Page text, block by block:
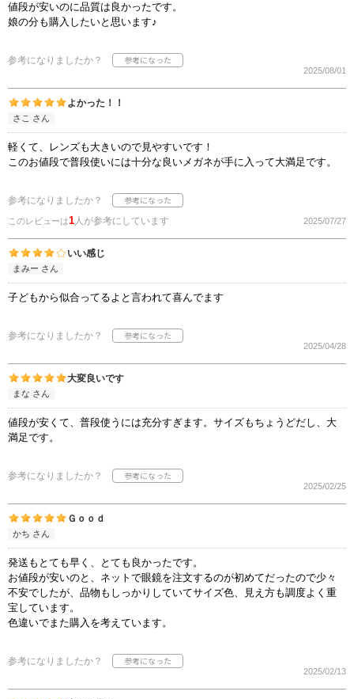
値段が安いのに品質は良かったです。
娘の分も購入したいと思います♪
参考になりましたか？
2025/08/01
よかった！！
さこ さん
軽くて、レンズも大きいので見やすいです！
このお値段で普段使いには十分な良いメガネが手に入って大満足です。
参考になりましたか？
このレビューは1人が参考にしています 2025/07/27
いい感じ
まみー さん
子どもから似合ってるよと言われて喜んでます
参考になりましたか？
2025/04/28
大変良いです
まな さん
値段が安くて、普段使うには充分すぎます。サイズもちょうどだし、大
満足です。
参考になりましたか？
2025/02/25
Ｇｏｏｄ
かち さん
発送もとても早く、とても良かったです。
お値段が安いのと、ネットで眼鏡を注文するのが初めてだったので少々
不安でしたが、品物もしっかりしていてサイズ色、見え方も調度よく重
宝しています。
色違いでまた購入を考えています。
参考になりましたか？
2025/02/13